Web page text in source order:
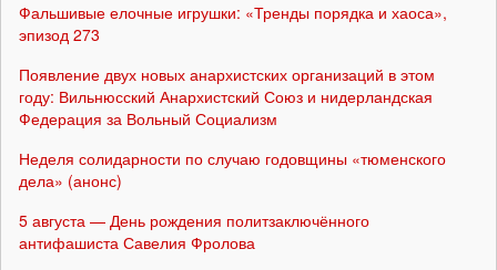
Фальшивые елочные игрушки: «Тренды порядка и хаоса»,
эпизод 273
Появление двух новых анархистских организаций в этом
году: Вильнюсский Анархистский Союз и нидерландская
Федерация за Вольный Социализм
Неделя солидарности по случаю годовщины «тюменского
дела» (анонс)
5 августа — День рождения политзаключённого
антифашиста Савелия Фролова